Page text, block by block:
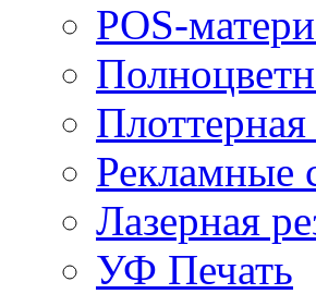
POS-
Плоттерная
Рекламные
Лазерная
УФ Печать